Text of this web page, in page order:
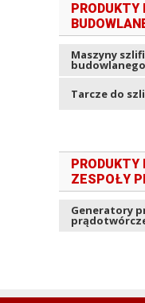
PRODUKTY
Maszyny
budowlanego
Tarcze do
PRODUKTY
ZESPOŁY
Generatory